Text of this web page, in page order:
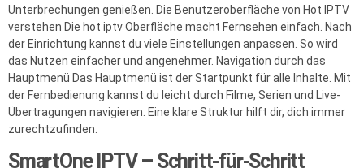
Unterbrechungen genießen. Die Benutzeroberfläche von Hot IPTV
verstehen Die hot iptv Oberfläche macht Fernsehen einfach. Nach
der Einrichtung kannst du viele Einstellungen anpassen. So wird
das Nutzen einfacher und angenehmer. Navigation durch das
Hauptmenü Das Hauptmenü ist der Startpunkt für alle Inhalte. Mit
der Fernbedienung kannst du leicht durch Filme, Serien und Live-
Übertragungen navigieren. Eine klare Struktur hilft dir, dich immer
zurechtzufinden.
SmartOne IPTV – Schritt-für-Schritt